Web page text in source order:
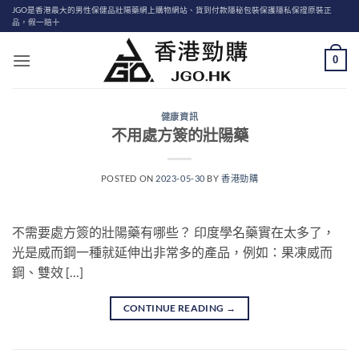
Skip
to
JGO是香港最大的男性保健品壯陽藥網上購物網站、貨到付款隱秘包裝保護隱私保證原裝正
品，假一賠十
0
健康資訊
不用處方簽的壯陽藥
POSTED ON 2023-05-30 BY香港勁購
不需要處方簽的壯陽藥有哪些？ 印度學名藥實在太多了，
光是威而鋼一種就延伸出非常多的產品，例如：果凍威而
鋼、雙效 […]
CONTINUE READING →